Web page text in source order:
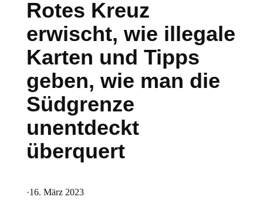
Rotes Kreuz
erwischt, wie illegale
Karten und Tipps
geben, wie man die
Südgrenze
unentdeckt
überquert
·16. März 2023